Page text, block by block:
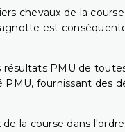
chevaux de la
est
PMU de
fournissant des
la course dans